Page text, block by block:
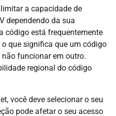
a capacidade de
dependendo da sua
código está frequentemente
o que significa que um código
funcionar em outro.
regional do código
você deve selecionar o seu
pode afetar o seu acesso